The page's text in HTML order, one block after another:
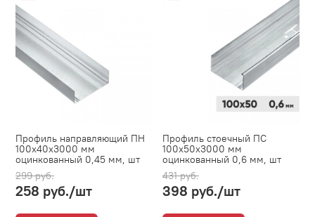
Профиль направляющий ПН
100х40х3000 мм
оцинкованный 0,45 мм, шт
299 руб.
258 руб./шт
Профиль стоечный ПС
100х50х3000 мм
оцинкованный 0,6 мм, шт
431 руб.
398 руб./шт